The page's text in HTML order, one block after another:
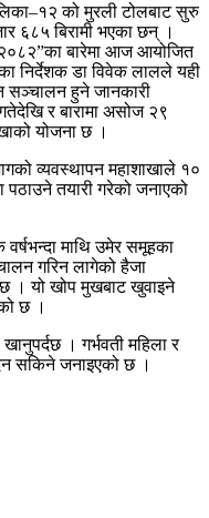
को मुरली टोलबाट सुरु
६८५ बिरामी भएका छन् ।
२०८२”का बारेमा आज आयोजित
निर्देशक डा विवेक लालले यही
सञ्चालन हुने जानकारी
र बारामा असोज २९
योजना छ ।
व्यवस्थापन महाशाखाले १०
पठाउने तयारी गरेको जनाएको
माथि उमेर समूहका
गरिन लागेको हैजा
। यो खोप मुखबाट खुवाइने
छ ।
। गर्भवती महिला र
सकिने जनाइएको छ ।